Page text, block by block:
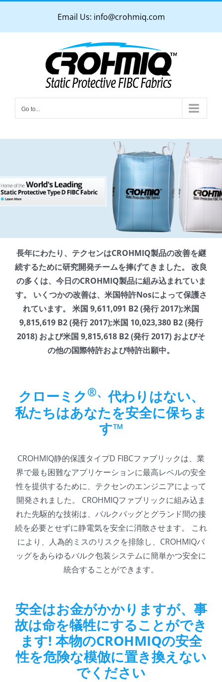
content
Email Us: info@crohmiq.com
Go to...
長年にわたり、テクセンはCROHMIQ製品の改善を継
続するために研究開発チームを捧げてきました。 改良
の多くは、今日のCROHMIQ製品に組み込まれていま
す。 いくつかの改善は、米国特許Nosによって保護さ
れています。 米国 9,611,091 B2 (発行 2017);米国
9,815,619 B2 (発行 2017);米国 10,023,380 B2 (発行
2018) および米国 9,815,618 B2 (発行 2017) およびそ
の他の国際特許および特許出願中。
クローミク®、代わりはない、
私たちはあなたを安全に保ちま
す™
CROHMIQ静的保護タイプD FIBCファブリックは、業
界で最も困難なアプリケーションに最高レベルの安全
性を提供するために、テクセンのエンジニアによって
開発されました。 CROHMIQファブリックに組み込ま
れた先駆的な技術は、バルクバッグとグランド間の接
続を必要とせずに静電気を安全に消散させます。 これ
により、人為的ミスのリスクを排除し、CROHMIQバ
ッグをあらゆるバルク包装システムに簡単かつ安全に
統合することができます。
安全はお金がかかりますが、事
故は命を犠牲にすることができ
ます! 本物のCROHMIQの安全
性を危険な模倣に置き換えない
でください